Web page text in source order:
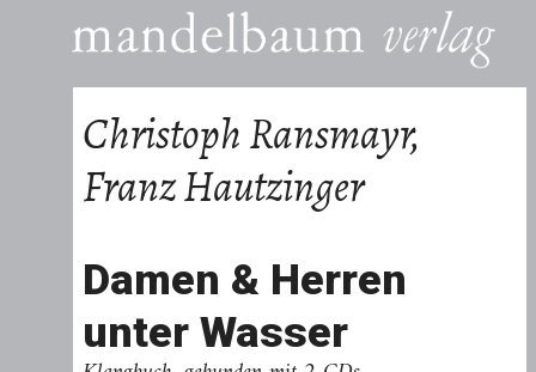
Christoph Ransmayr,
Franz Hautzinger
Damen & Herren
unter Wasser